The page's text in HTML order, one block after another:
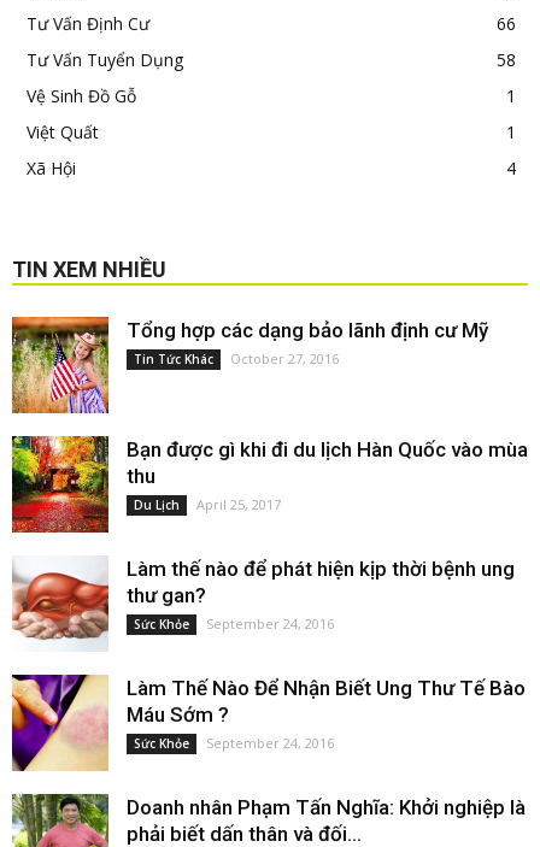
Tư Vấn Định Cư
66
Tư Vấn Tuyển Dụng
58
Vệ Sinh Đồ Gỗ
1
Việt Quất
1
Xã Hội
4
TIN XEM NHIỀU
Tổng hợp các dạng bảo lãnh định cư Mỹ
Tin Tức Khác October 27, 2016
Bạn được gì khi đi du lịch Hàn Quốc vào mùa
thu
Du Lịch April 25, 2017
Làm thế nào để phát hiện kịp thời bệnh ung
thư gan?
Sức Khỏe September 24, 2016
Làm Thế Nào Để Nhận Biết Ung Thư Tế Bào
Máu Sớm ?
Sức Khỏe September 24, 2016
Doanh nhân Phạm Tấn Nghĩa: Khởi nghiệp là
phải biết dấn thân và đối...